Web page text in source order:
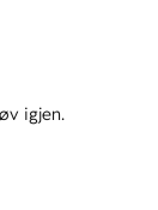
igjen.